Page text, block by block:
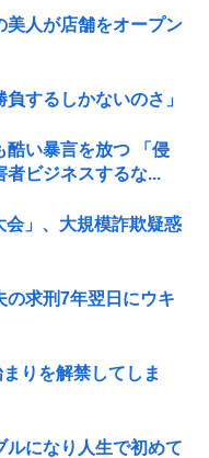
美人が店舗をオープン
するしかないのさ」
酷い暴言を放つ 「侵
者ビジネスするな...
」、大規模詐欺疑惑
の求刑7年翌日にウキ
りを解禁してしま
ルになり人生で初めて